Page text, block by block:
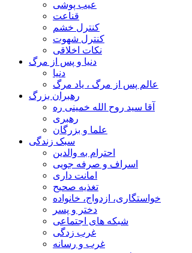
عیب پوشی
قناعت
کنترل خشم
کنترل شهوت
نکات اخلاقی
دنیا و پس از مرگ
دنیا
عالم پس از مرگ ، یاد مرگ
رهبران بزرگ
آقا سید روح الله خمینی ره
رهبری
علما و بزرگان
سبک زندگی
احترام به والدین
اسراف و صرفه جویی
امانت داری
تغذیه صحیح
خواستگاری، ازدواج، خانواده
دختر و پسر
شبکه های اجتماعی
غرب زدگی
غرب و رسانه